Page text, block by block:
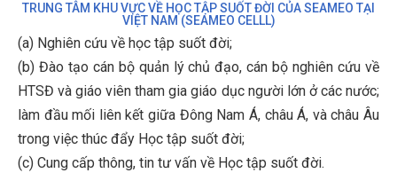
TRUNG TÂM KHU VỰC VỀ HỌC TẬP SUỐT ĐỜI CỦA SEAMEO TẠI
VIỆT NAM (SEAMEO CELLL)
(a) Nghiên cứu về học tập suốt đời;
(b) Đào tạo cán bộ quản lý chủ đạo, cán bộ nghiên cứu về
HTSĐ và giáo viên tham gia giáo dục người lớn ở các nước;
làm đầu mối liên kết giữa Đông Nam Á, châu Á, và châu Âu
trong việc thúc đẩy Học tập suốt đời;
(c) Cung cấp thông, tin tư vấn về Học tập suốt đời.